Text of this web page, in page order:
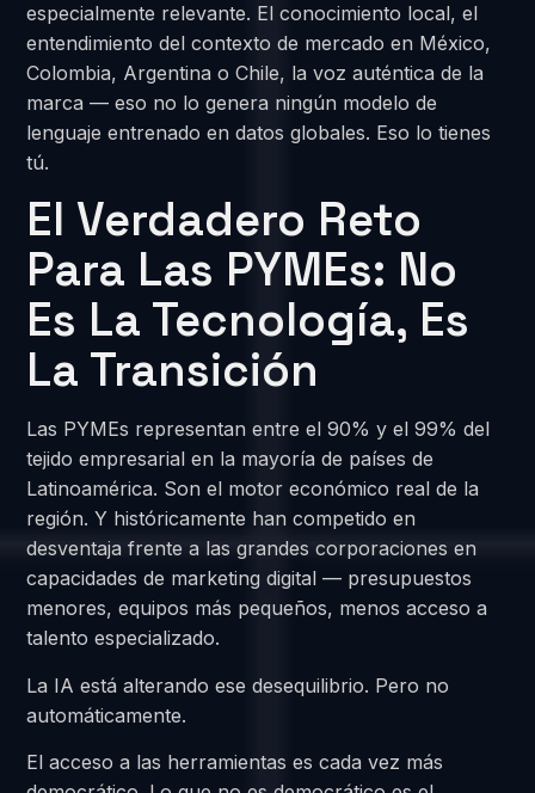
especialmente relevante. El conocimiento local, el
entendimiento del contexto de mercado en México,
Colombia, Argentina o Chile, la voz auténtica de la
marca — eso no lo genera ningún modelo de
lenguaje entrenado en datos globales. Eso lo tienes
tú.
El Verdadero Reto
Para Las PYMEs: No
Es La Tecnología, Es
La Transición
Las PYMEs representan entre el 90% y el 99% del
tejido empresarial en la mayoría de países de
Latinoamérica. Son el motor económico real de la
región. Y históricamente han competido en
desventaja frente a las grandes corporaciones en
capacidades de marketing digital — presupuestos
menores, equipos más pequeños, menos acceso a
talento especializado.
La IA está alterando ese desequilibrio. Pero no
automáticamente.
El acceso a las herramientas es cada vez más